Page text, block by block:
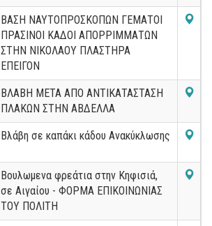
ΒΑΣΗ ΝΑΥΤΟΠΡΟΣΚΟΠΩΝ ΓΕΜΑΤΟΙ
ΠΡΑΣΙΝΟΙ ΚΑΔΟΙ ΑΠΟΡΡΙΜΜΑΤΩΝ
ΣΤΗΝ ΝΙΚΟΛΑΟΥ ΠΛΑΣΤΗΡΑ
ΕΠΕΙΓΟΝ
ΒΛΑΒΗ ΜΕΤΑ ΑΠΟ ΑΝΤΙΚΑΤΑΣΤΑΣΗ
ΠΛΑΚΩΝ ΣΤΗΝ ΑΒΔΕΛΛΑ
Βλάβη σε καπάκι κάδου Ανακύκλωσης
Βουλωμενα φρεάτια στην Κηφισιά,
σε Αιγαίου - ΦΟΡΜΑ ΕΠΙΚΟΙΝΩΝΙΑΣ
ΤΟΥ ΠΟΛΙΤΗ